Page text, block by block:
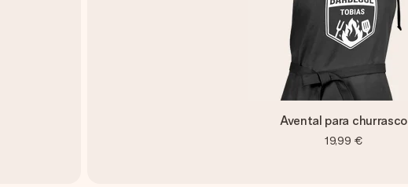
Avental para churrasco
19,99 €